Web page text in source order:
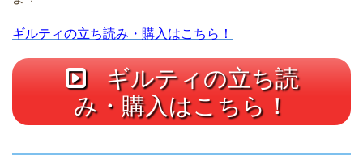
ギルティの立ち読み・購入はこちら！
ギルティの立ち読
み・購入はこちら！